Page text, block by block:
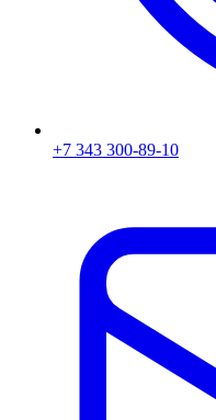
+7 343 300-89-10